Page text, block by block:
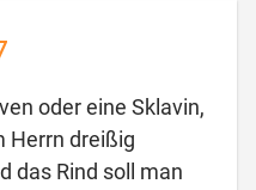
oder eine Sklavin,
Herrn dreißig
das Rind soll man